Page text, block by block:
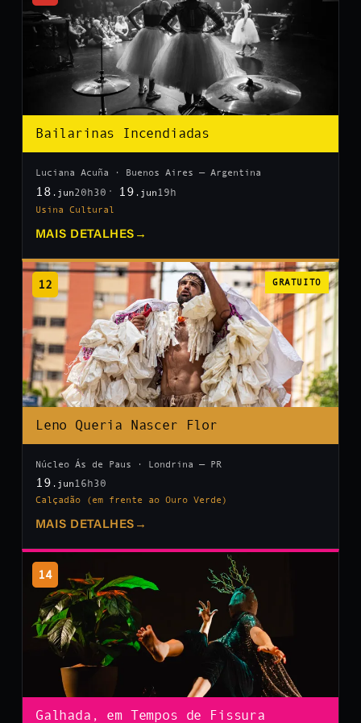
Bailarinas Incendiadas
Luciana Acuña · Buenos Aires — Argentina
18 .jun20h30 19 .jun 19h
Usina Cultural
MAIS DETALHES →
12 GRATUITO
Leno Queria Nascer Flor
Núcleo Ás de Paus · Londrina — PR
19 .jun 16h30
Calçadão (em frente ao Ouro Verde)
MAIS DETALHES →
14
Galhada, em Tempos de Fissura